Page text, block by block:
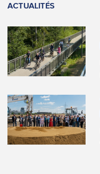
ACTUALITÉS